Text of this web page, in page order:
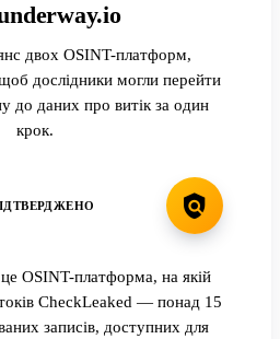
двох OSINT-платформ,
дослідники могли перейти
до даних про витік за один
крок.
OSINT-платформа, на якій
CheckLeaked — понад 15
записів, доступних для